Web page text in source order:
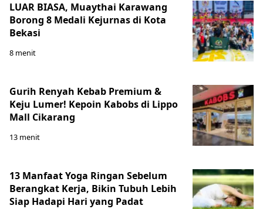
LUAR BIASA, Muaythai Karawang
Borong 8 Medali Kejurnas di Kota
Bekasi
8 menit
Gurih Renyah Kebab Premium &
Keju Lumer! Kepoin Kabobs di Lippo
Mall Cikarang
13 menit
13 Manfaat Yoga Ringan Sebelum
Berangkat Kerja, Bikin Tubuh Lebih
Siap Hadapi Hari yang Padat